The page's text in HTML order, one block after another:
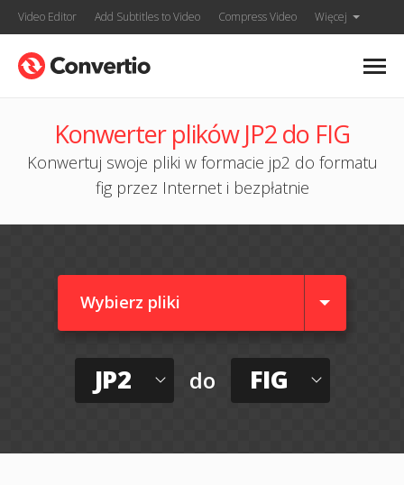
Video Editor Add Subtitles to Video Compress Video Więcej
Konwerter plików JP2 do FIG
Konwertuj swoje pliki w formacie jp2 do formatu
fig przez Internet i bezpłatnie
Wybierz pliki
JP2 do FIG